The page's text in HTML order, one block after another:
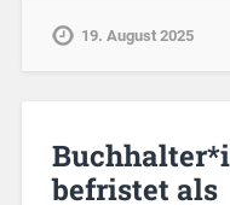
19. August 2025
befristet als